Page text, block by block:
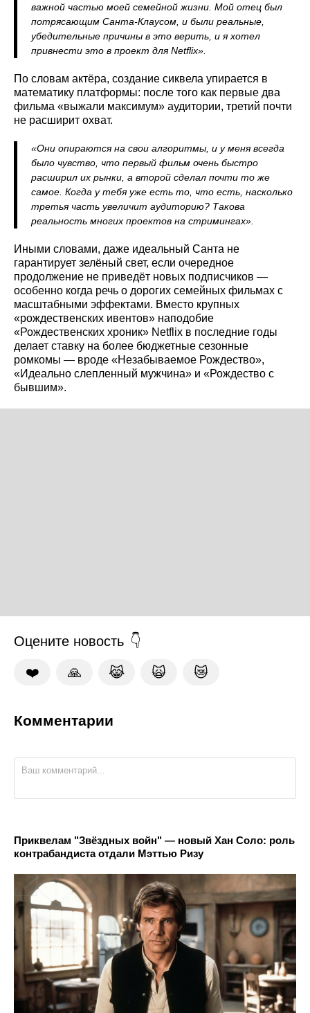
важной частью моей семейной жизни. Мой отец был
потрясающим Санта-Клаусом, и были реальные,
убедительные причины в это верить, и я хотел
привнести это в проект для Netflix».
По словам актёра, создание сиквела упирается в
математику платформы: после того как первые два
фильма «выжали максимум» аудитории, третий почти
не расширит охват.
«Они опираются на свои алгоритмы, и у меня всегда
было чувство, что первый фильм очень быстро
расширил их рынки, а второй сделал почти то же
самое. Когда у тебя уже есть то, что есть, насколько
третья часть увеличит аудиторию? Такова
реальность многих проектов на стримингах».
Иными словами, даже идеальный Санта не
гарантирует зелёный свет, если очередное
продолжение не приведёт новых подписчиков —
особенно когда речь о дорогих семейных фильмах с
масштабными эффектами. Вместо крупных
«рождественских ивентов» наподобие
«Рождественских хроник» Netflix в последние годы
делает ставку на более бюджетные сезонные
ромкомы — вроде «Незабываемое Рождество»,
«Идеально слепленный мужчина» и «Рождество с
бывшим».
Оцените новость
❤️ 🙏 😹 🙀 😿
Комментарии
Приквелам "Звёздных войн" — новый Хан Соло: роль
контрабандиста отдали Мэттью Ризу